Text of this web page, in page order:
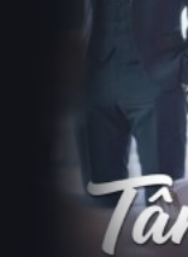
Quốc